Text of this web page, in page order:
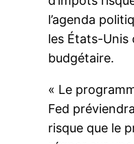
l’agenda
les États-Unis
budgétaire.
« Le
Fed
risque que le